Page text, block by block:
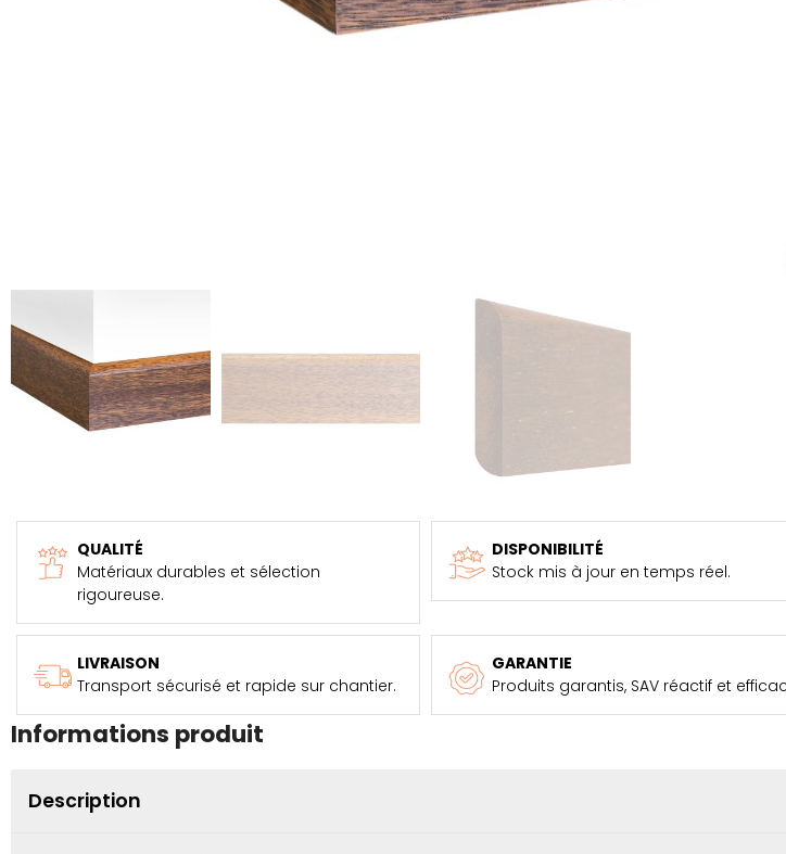
QUALITÉ
Matériaux durables et sélection
rigoureuse.
DISPONIBILITÉ
Stock mis à jour en temps réel.
LIVRAISON
Transport sécurisé et rapide sur chantier.
GARANTIE
Produits garantis, SAV réactif et
Informations produit
Description